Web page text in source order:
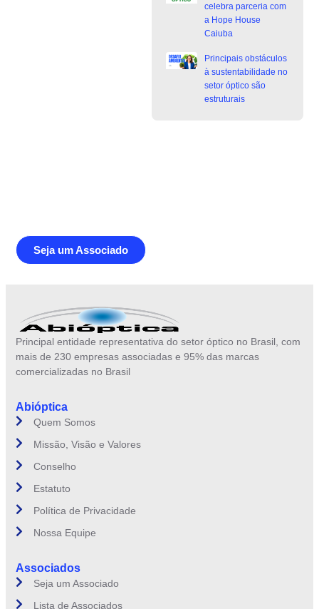
celebra parceria com
a Hope House
Caiuba
Principais obstáculos
à sustentabilidade no
setor óptico são
estruturais
Seja um Associado
Principal entidade representativa do setor óptico no Brasil, com
mais de 230 empresas associadas e 95% das marcas
comercializadas no Brasil
Abióptica
Quem Somos
Missão, Visão e Valores
Conselho
Estatuto
Política de Privacidade
Nossa Equipe
Associados
Seja um Associado
Lista de Associados